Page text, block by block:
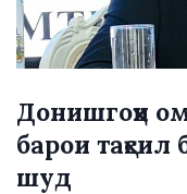
Донишгоҳи
барои
шуд